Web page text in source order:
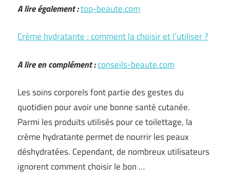
A lire également :top-beaute.com
Crème hydratante : comment la choisir et l’utiliser ?
A lire en complément :conseils-beaute.com
Les soins corporels font partie des gestes du
quotidien pour avoir une bonne santé cutanée.
Parmi les produits utilisés pour ce toilettage, la
crème hydratante permet de nourrir les peaux
déshydratées. Cependant, de nombreux utilisateurs
ignorent comment choisir le bon …